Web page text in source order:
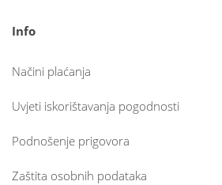
Info
Načini plaćanja
Uvjeti iskorištavanja pogodnosti
Podnošenje prigovora
Zaštita osobnih podataka